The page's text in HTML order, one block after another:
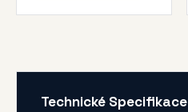
Technické Specifikace